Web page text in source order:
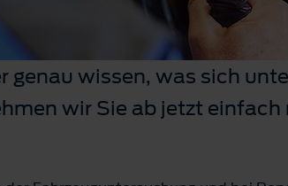
genau wissen, was sich
wir Sie ab jetzt